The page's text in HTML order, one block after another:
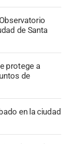
de Santa
protege a
de
en la ciudad